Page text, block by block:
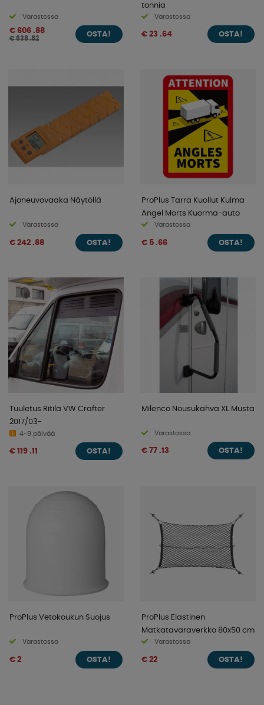
Varastossa
€ 606 .88
€ 638 .82
OSTA!
tonnia
Varastossa
€ 23 .64 OSTA!
Ajoneuvovaaka Näytöllä
Varastossa
€ 242 .88 OSTA!
ProPlus Tarra Kuollut Kulma
Angel Morts Kuorma-auto
Varastossa
€ 5 .66 OSTA!
Tuuletus Ritilä VW Crafter
2017/03-
4-9 päivää
€ 119 .11 OSTA!
Milenco Nousukahva XL Musta
Varastossa
€ 77 .13 OSTA!
ProPlus Vetokoukun Suojus
Varastossa
€ 2 OSTA!
ProPlus Elastinen
Matkatavaraverkko 80x50 cm
Varastossa
€ 22 OSTA!